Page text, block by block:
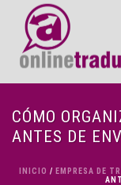
CÓMO
ANTES DE
INICIO / EMPRESA DE